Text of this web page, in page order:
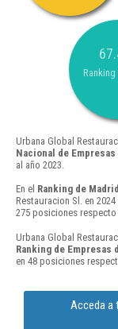
Ranking
Urbana Global
Nacional de Empresas
al año 2023.
En el Ranking de Madrid
Restauracion Sl. en
275 posiciones respecto
Urbana Global
Ranking de Empresas
en 48 posiciones
Acceda a